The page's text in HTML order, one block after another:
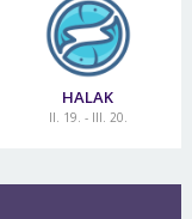
HALAK
II. 19. - III. 20.